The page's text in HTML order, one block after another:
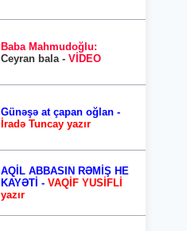
Baba Mahmudoğlu:
Ceyran bala - VİDEO
Günəşə at çapan oğlan -
İradə Tuncay yazır
AQİL ABBASIN RƏMİŞ HE
KAYƏTİ - VAQİF YUSİFLİ
yazır